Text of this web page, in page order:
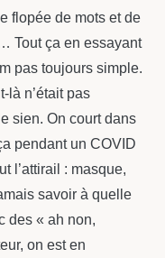
flopée de mots et de
Tout ça en essayant
pas toujours simple.
là n’était pas
sien. On court dans
pendant un COVID
l’attirail : masque,
savoir à quelle
des « ah non,
on est en